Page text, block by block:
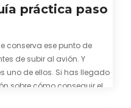
práctica paso
conserva ese punto de
de subir al avión. Y
uno de ellos. Si has llegado
sobre cómo conseguir el